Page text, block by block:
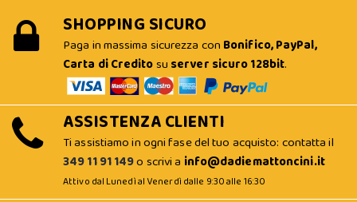
SHOPPING SICURO
Paga in massima sicurezza con Bonifico, PayPal,
Carta di Creditosu server sicuro 128bit.
ASSISTENZA CLIENTI
Ti assistiamo in ogni fase del tuo acquisto: contatta il
349 11 91 149o scrivi a info@dadiemattoncini.it
Attivo dal Lunedì al Venerdì dalle 9:30 alle 16:30